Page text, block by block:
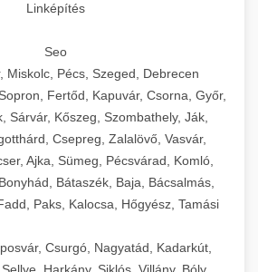
Linképítés
Seo
Miskolc, Pécs, Szeged, Debrecen
Fertőd, Kapuvár, Csorna, Győr,
Sárvár, Kőszeg, Szombathely, Ják,
Csepreg, Zalalövő, Vasvár,
Ajka, Sümeg, Pécsvárad, Komló,
Bátaszék, Baja, Bácsalmás,
Paks, Kalocsa, Hőgyész, Tamási
Csurgó, Nagyatád, Kadarkút,